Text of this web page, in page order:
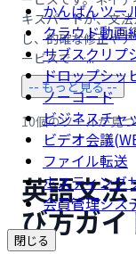
かんばんツー
クラウド動画
サブスクリプ
ドロップシッ
ノーコード
ビジネスチャ
ビデオ会議
ファイル転送
ホスティング
会員管理シス
閉じる
キスパートが、文
し、的確な修正や
ービスで …...
-- もっと見る --
10個のツールが見
英語文
び方ガイ